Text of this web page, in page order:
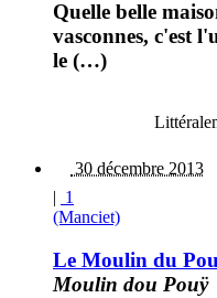
Quelle belle
vasconnes, c'est
le (…)
30 décembre 2013
| 1
(Manciet)
Le Moulin du
Moulin dou Pouÿ